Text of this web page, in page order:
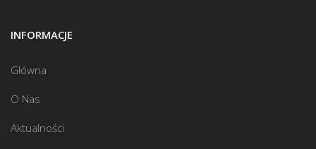
INFORMACJE
Główna
O Nas
Aktualności